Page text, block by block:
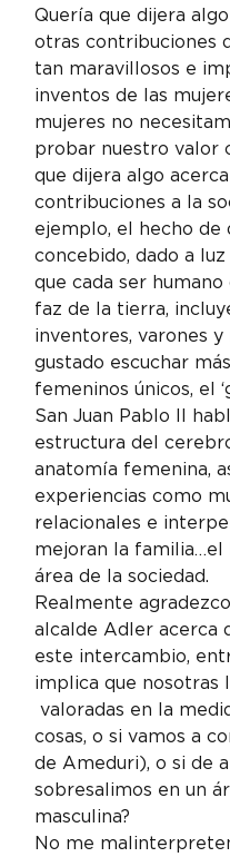
Quería que dijera
otras contribuciones
tan maravillosos e
inventos de las
mujeres no
probar nuestro valor
que dijera algo
contribuciones a la
ejemplo, el hecho de
concebido, dado a
que cada ser
faz de la tierra,
inventores, varones y
gustado escuchar
femeninos únicos, el
San Juan Pablo II
estructura del
anatomía femenina,
experiencias como
relacionales e
mejoran la familia…el
área de la sociedad.
Realmente
alcalde Adler acerca
este intercambio,
implica que nosotras
valoradas en la
cosas, o si vamos a
de Ameduri), o si de
sobresalimos en un
masculina?
No me